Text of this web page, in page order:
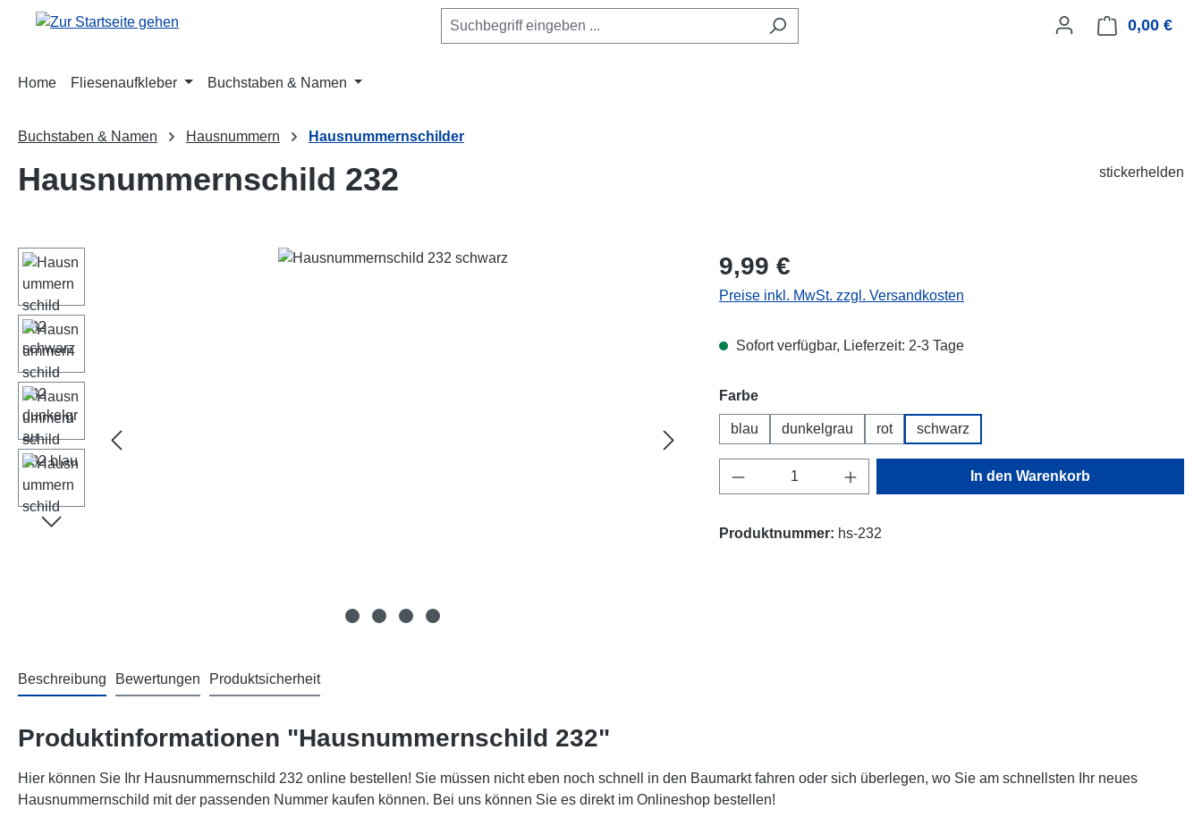
Hauptinhalt springen
Zur Suche springen
Zur Hauptnavigation springen 0,00 €
Home Fliesenaufkleber Buchstaben & Namen
Buchstaben & Namen Hausnummern Hausnummernschilder
Hausnummernschild 232 stickerhelden
Bildergalerie überspringen Regulärer Preis:
9,99 €
Preise inkl. MwSt. zzgl. Versandkosten
Sofort verfügbar, Lieferzeit: 2-3 Tage
Farbe
blau dunkelgrau rot schwarz
Produkt Anzahl: Gib den gewünschten Wert ein
In den Warenkorb
Produktnummer: hs-232
Beschreibung Bewertungen Produktsicherheit
Produktinformationen "Hausnummernschild 232"
Hier können Sie Ihr Hausnummernschild 232 online bestellen! Sie müssen nicht eben noch schnell in den Baumarkt fahren oder sich überlegen, wo Sie am schnellsten Ihr neues
Hausnummernschild mit der passenden Nummer kaufen können. Bei uns können Sie es direkt im Onlineshop bestellen!